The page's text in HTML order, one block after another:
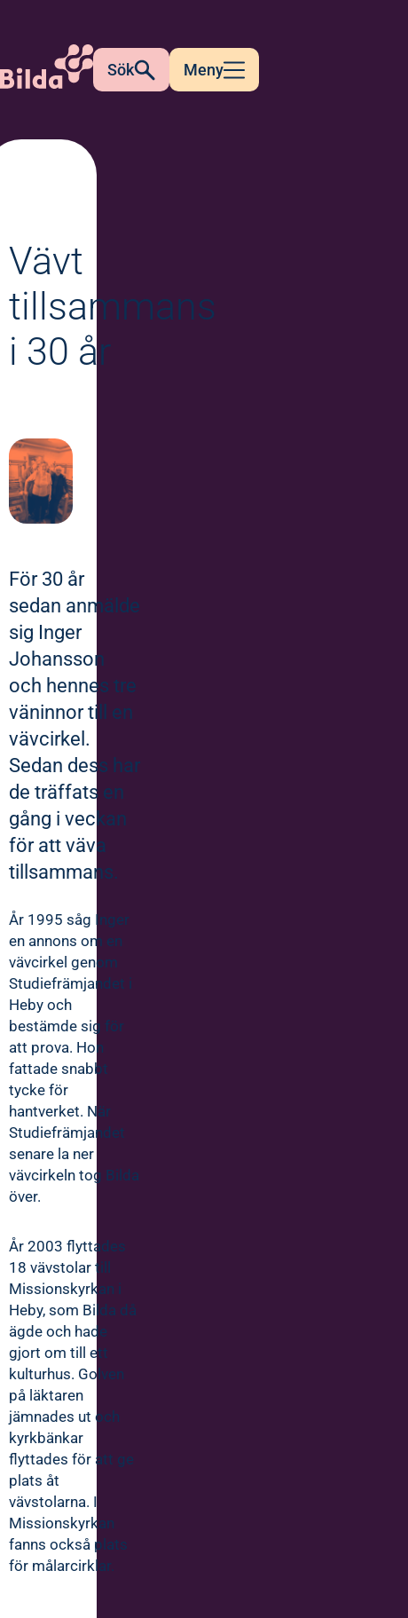
Sök Meny
Vävt
tillsammans
i 30 år
För 30 år
sedan anmälde
sig Inger
Johansson
och hennes tre
väninnor till en
vävcirkel.
Sedan dess har
de träffats en
gång i veckan
för att väva
tillsammans.
År 1995 såg Inger
en annons om en
vävcirkel genom
Studiefrämjandet i
Heby och
bestämde sig för
att prova. Hon
fattade snabbt
tycke för
hantverket. När
Studiefrämjandet
senare la ner
vävcirkeln tog Bilda
över.
År 2003 flyttades
18 vävstolar till
Missionskyrkan i
Heby, som Bilda då
ägde och hade
gjort om till ett
kulturhus. Golven
på läktaren
jämnades ut och
kyrkbänkar
flyttades för att ge
plats åt
vävstolarna. I
Missionskyrkan
fanns också plats
för målarcirklar.